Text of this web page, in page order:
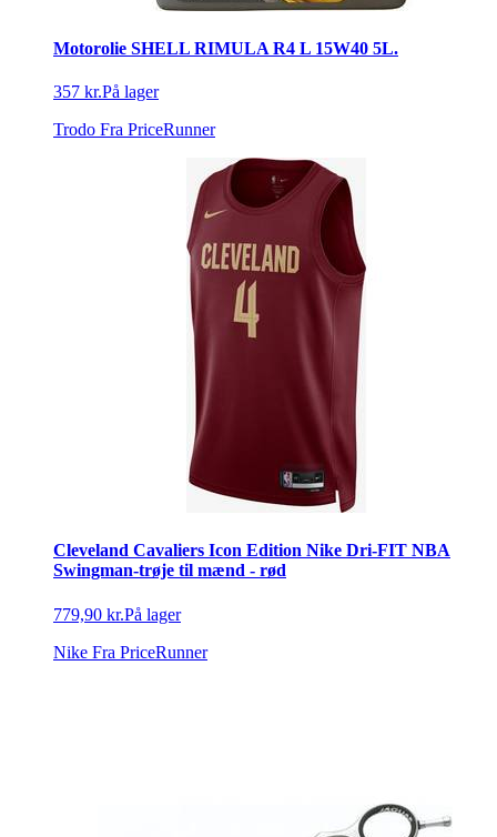
Motorolie SHELL RIMULA R4 L 15W40 5L.
357 kr.På lager
Trodo Fra PriceRunner
Cleveland Cavaliers Icon Edition Nike Dri-FIT NBA
Swingman-trøje til mænd - rød
779,90 kr.På lager
Nike Fra PriceRunner